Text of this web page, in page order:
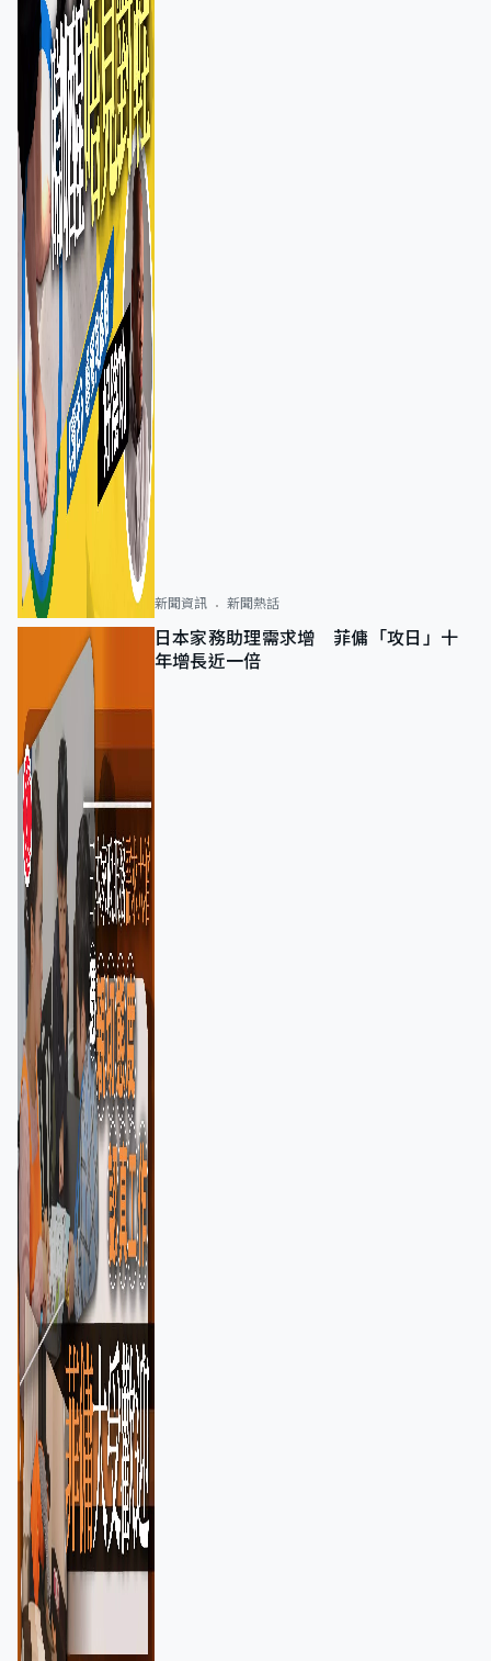
新聞資訊 新聞熱話
日本家務助理需求增 菲傭「攻日」十
年增長近一倍